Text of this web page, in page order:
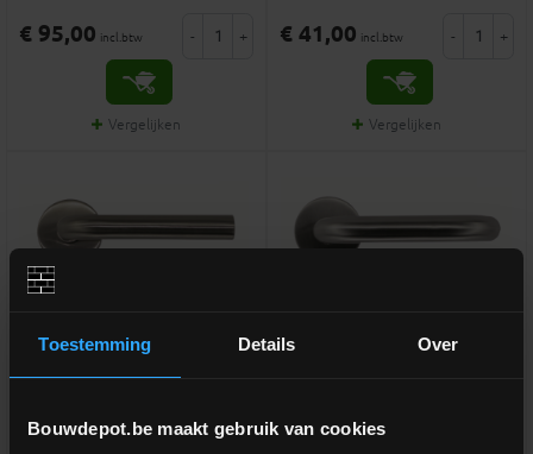
Toestemming Details Over
Bouwdepot.be maakt gebruik van cookies
€ 95,00 incl.btw - +
Vergelijken
€ 41,00 incl.btw - +
Vergelijken
Deurklink inox 19mm L-vorm Deurklink inox 19mm U-vorm